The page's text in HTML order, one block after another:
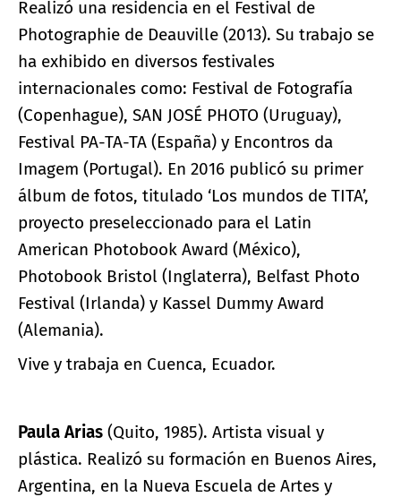
Realizó una residencia en el Festival de
Photographie de Deauville (2013). Su trabajo se
ha exhibido en diversos festivales
internacionales como: Festival de Fotografía
(Copenhague), SAN JOSÉ PHOTO (Uruguay),
Festival PA-TA-TA (España) y Encontros da
Imagem (Portugal). En 2016 publicó su primer
álbum de fotos, titulado ‘Los mundos de TITA’,
proyecto preseleccionado para el Latin
American Photobook Award (México),
Photobook Bristol (Inglaterra), Belfast Photo
Festival (Irlanda) y Kassel Dummy Award
(Alemania).
Vive y trabaja en Cuenca, Ecuador.
Paula Arias (Quito, 1985). Artista visual y
plástica. Realizó su formación en Buenos Aires,
Argentina, en la Nueva Escuela de Artes y